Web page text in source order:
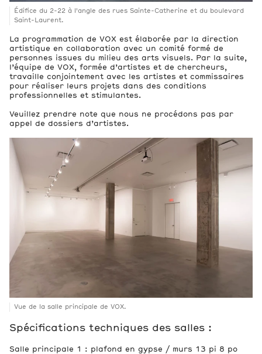
Édifice du 2-22 à l'angle des rues Sainte-Catherine et du boulevard
Saint-Laurent.
La programmation de VOX est élaborée par la direction
artistique en collaboration avec un comité formé de
personnes issues du milieu des arts visuels. Par la suite,
l’équipe de VOX, formée d’artistes et de chercheurs,
travaille conjointement avec les artistes et commissaires
pour réaliser leurs projets dans des conditions
professionnelles et stimulantes.
Veuillez prendre note que nous ne procédons pas par
appel de dossiers d’artistes.
Vue de la salle principale de VOX.
Spécifications techniques des salles :
Salle principale 1 : plafond en gypse / murs 13 pi 8 po